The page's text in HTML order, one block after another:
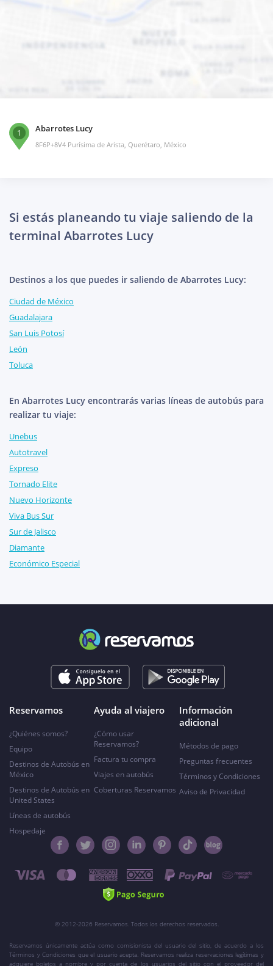
1 Abarrotes Lucy
8F6P+8V4 Purísima de Arista, Querétaro, México
Si estás planeando tu viaje saliendo de la
terminal Abarrotes Lucy
Destinos a los que puedes ir saliendo de Abarrotes Lucy:
Ciudad de México
Guadalajara
San Luis Potosí
León
Toluca
En Abarrotes Lucy encontrarás varias líneas de autobús para
realizar tu viaje:
Unebus
Autotravel
Expreso
Tornado Elite
Nuevo Horizonte
Viva Bus Sur
Sur de Jalisco
Diamante
Económico Especial
Reservamos
¿Quiénes somos?
Equipo
Destinos de Autobús en
México
Destinos de Autobús en
United States
Líneas de autobús
Hospedaje
Ayuda al viajero
¿Cómo usar
Reservamos?
Factura tu compra
Viajes en autobús
Coberturas Reservamos
Información
adicional
Métodos de pago
Preguntas frecuentes
Términos y Condiciones
Aviso de Privacidad
© 2012-2026 Reservamos. Todos los derechos reservados.
Reservamos únicamente actúa como comisionista del usuario del sitio, de acuerdo a los
Términos y Condiciones que el usuario acepta. Reservamos realiza reservaciones legítimas y
adquiere boletos a nombre y por cuenta de los usuarios del sitio con el proveedor del